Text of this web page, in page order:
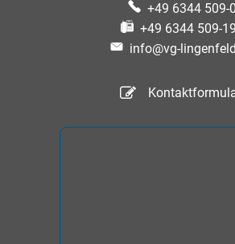
+49 6344 509-0
+49 6344 509-
info@vg-